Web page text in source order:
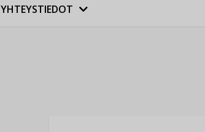
YHTEYSTIEDOT